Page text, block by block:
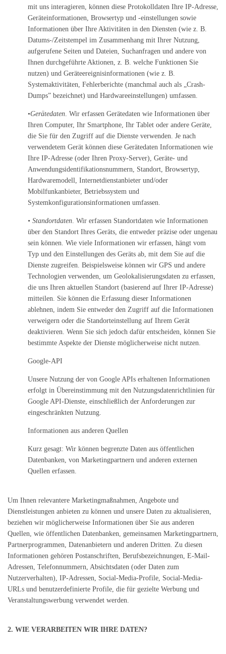
mit uns interagieren, können diese Protokolldaten Ihre IP-Adresse,
Geräteinformationen, Browsertyp und -einstellungen sowie
Informationen über Ihre Aktivitäten in den Diensten (wie z. B.
Datums-/Zeitstempel im Zusammenhang mit Ihrer Nutzung,
aufgerufene Seiten und Dateien, Suchanfragen und andere von
Ihnen durchgeführte Aktionen, z. B. welche Funktionen Sie
nutzen) und Geräteereignisinformationen (wie z. B.
Systemaktivitäten, Fehlerberichte (manchmal auch als „Crash-
Dumps” bezeichnet) und Hardwareeinstellungen) umfassen.
•Gerätedaten . Wir erfassen Gerätedaten wie Informationen über
Ihren Computer, Ihr Smartphone, Ihr Tablet oder andere Geräte,
die Sie für den Zugriff auf die Dienste verwenden. Je nach
verwendetem Gerät können diese Gerätedaten Informationen wie
Ihre IP-Adresse (oder Ihren Proxy-Server), Geräte- und
Anwendungsidentifikationsnummern, Standort, Browsertyp,
Hardwaremodell, Internetdienstanbieter und/oder
Mobilfunkanbieter, Betriebssystem und
Systemkonfigurationsinformationen umfassen.
• Standortdaten . Wir erfassen Standortdaten wie Informationen
über den Standort Ihres Geräts, die entweder präzise oder ungenau
sein können. Wie viele Informationen wir erfassen, hängt vom
Typ und den Einstellungen des Geräts ab, mit dem Sie auf die
Dienste zugreifen. Beispielsweise können wir GPS und andere
Technologien verwenden, um Geolokalisierungsdaten zu erfassen,
die uns Ihren aktuellen Standort (basierend auf Ihrer IP-Adresse)
mitteilen. Sie können die Erfassung dieser Informationen
ablehnen, indem Sie entweder den Zugriff auf die Informationen
verweigern oder die Standorteinstellung auf Ihrem Gerät
deaktivieren. Wenn Sie sich jedoch dafür entscheiden, können Sie
bestimmte Aspekte der Dienste möglicherweise nicht nutzen.
Google-API
Unsere Nutzung der von Google APIs erhaltenen Informationen
erfolgt in Übereinstimmung mit den Nutzungsdatenrichtlinien für
Google API-Dienste, einschließlich der Anforderungen zur
eingeschränkten Nutzung.
Informationen aus anderen Quellen
Kurz gesagt: Wir können begrenzte Daten aus öffentlichen
Datenbanken, von Marketingpartnern und anderen externen
Quellen erfassen.
Um Ihnen relevantere Marketingmaßnahmen, Angebote und
Dienstleistungen anbieten zu können und unsere Daten zu aktualisieren,
beziehen wir möglicherweise Informationen über Sie aus anderen
Quellen, wie öffentlichen Datenbanken, gemeinsamen Marketingpartnern,
Partnerprogrammen, Datenanbietern und anderen Dritten. Zu diesen
Informationen gehören Postanschriften, Berufsbezeichnungen, E-Mail-
Adressen, Telefonnummern, Absichtsdaten (oder Daten zum
Nutzerverhalten), IP-Adressen, Social-Media-Profile, Social-Media-
URLs und benutzerdefinierte Profile, die für gezielte Werbung und
Veranstaltungswerbung verwendet werden.
2. WIE VERARBEITEN WIR IHRE DATEN?